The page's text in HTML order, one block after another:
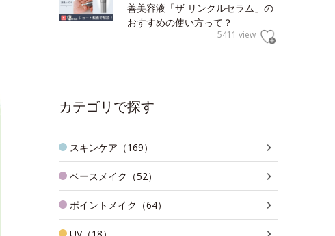
善美容液「ザ リンクルセラム」の
おすすめの使い方って？
5411 view
カテゴリで探す
スキンケア（169）
ベースメイク（52）
ポイントメイク（64）